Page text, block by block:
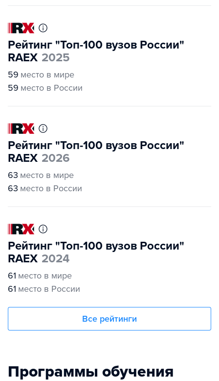
Рейтинг "Топ-100 вузов России"
RAEX 2025
59 место в мире
59 место в России
Рейтинг "Топ-100 вузов России"
RAEX 2026
63 место в мире
63 место в России
Рейтинг "Топ-100 вузов России"
RAEX 2024
61 место в мире
61 место в России
Все рейтинги
Программы обучения